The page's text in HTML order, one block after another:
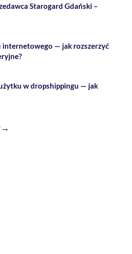
Starogard Gdański –
internetowego — jak rozszerzyć
w dropshippingu — jak
→